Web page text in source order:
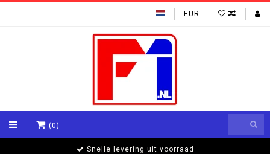
EUR
(0)
Snelle levering uit voorraad